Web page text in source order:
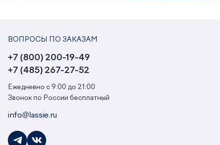
ВОПРОСЫ ПО ЗАКАЗАМ
+7 (800) 200-19-49
+7 (485) 267-27-52
Ежедневно с 9:00 до 21:00
Звонок по России бесплатный
info@lassie.ru